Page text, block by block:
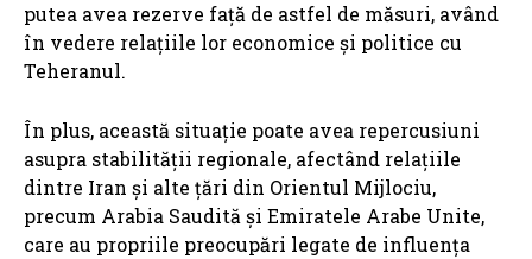
putea avea rezerve față de astfel de măsuri, având
în vedere relațiile lor economice și politice cu
Teheranul.
În plus, această situație poate avea repercusiuni
asupra stabilității regionale, afectând relațiile
dintre Iran și alte țări din Orientul Mijlociu,
precum Arabia Saudită și Emiratele Arabe Unite,
care au propriile preocupări legate de influența